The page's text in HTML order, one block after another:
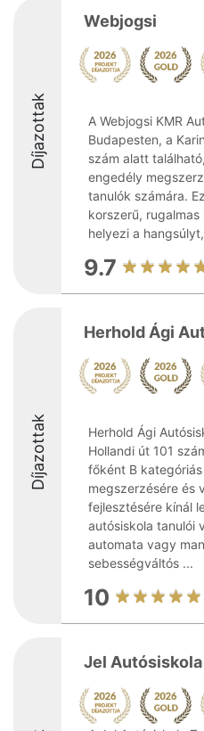
Díjazottak
Webjogsi
A Webjogsi KMR
Budapesten, a
szám alatt
engedély
tanulók számára.
korszerű,
helyezi a
9.7
Díjazottak
Herhold Ági
Herhold Ági
Hollandi út 101
főként B
megszerzésére és
fejlesztésére kínál
autósiskola tanulói
automata vagy
sebességváltós ...
10
Jel Autósiskola